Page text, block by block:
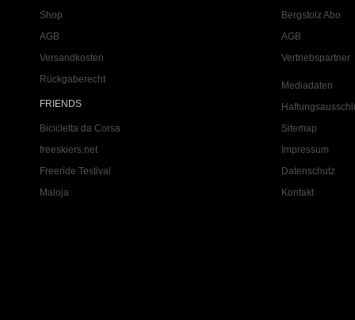
Shop
AGB
Versandkosten
Rückgaberecht
FRIENDS
Bicicletta da Corsa
freeskiers.net
Freeride Testival
Maloja
Bergstolz Abo
AGB
Vertriebspartner
Mediadaten
Sitemap
Impressum
Datenschutz
Kontakt